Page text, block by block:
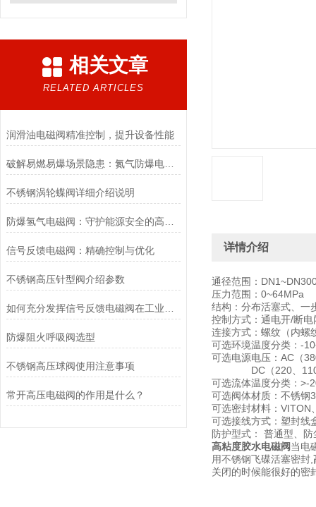
相关文章
RELATED ARTICLES
润滑油电磁阀精准控制，提升设备性能
破解易燃易爆场景隐患：氮气防爆电磁阀的安全适配优化方案
不锈钢涡轮蝶阀详细介绍说明
信号反馈电磁阀：精确控制与优化
不锈钢高压针型阀介绍参数
防爆阻火呼吸阀选型
不锈钢高压球阀使用注意事项
常开高压电磁阀的作用是什么？
详情介绍
通径范围：
压力范围：0~64MPa
结构：分布活塞式、一
控制方式：通电开/断
连接方式：螺纹（内螺
可选环境温度分类：-
可选电源电压：AC（
DC（220、110
可选流体温度分类：
可选阀体材质：不锈钢
可选密封材料：VITON
可选接线方式：塑封线
防护型式： 普通型、
高粘度胶水电磁阀当电
用不锈钢飞碟活塞密封,
关闭的时候能很好的密